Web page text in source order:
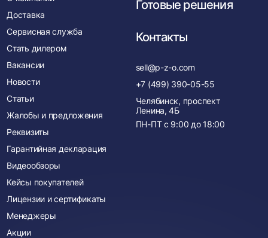
Доставка
Сервисная служба
Стать дилером
Вакансии
Новости
Статьи
Жалобы и предложения
Реквизиты
Гарантийная декларация
Видеообзоры
Кейсы покупателей
Лицензии и сертификаты
Менеджеры
Акции
Готовые решения
Контакты
sell@p-z-o.com
+7 (499) 390-05-55
Челябинск, проспект
Ленина, 4Б
ПН-ПТ с 9:00 до 18:00